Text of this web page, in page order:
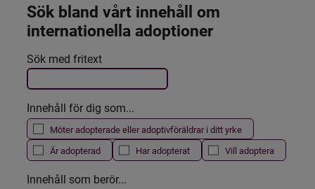
Sök bland vårt innehåll om
internationella adoptioner
Filtrera resultatet
Det här formuläret postas automatiskt
Sök med fritext
Innehåll för dig som...
Möter adopterade eller adoptivföräldrar i ditt yrke
Är adopterad
Har adopterat Vill adoptera
Innehåll som berör...